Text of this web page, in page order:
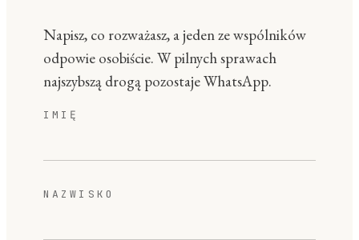
Napisz, co rozważasz, a jeden ze wspólników
odpowie osobiście. W pilnych sprawach
najszybszą drogą pozostaje WhatsApp.
IMIĘ
NAZWISKO